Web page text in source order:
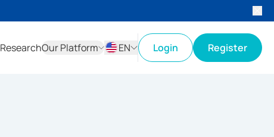
ResearchOur Platform
EN
Login Register